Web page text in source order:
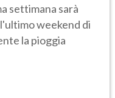
settimana sarà
weekend di
la pioggia